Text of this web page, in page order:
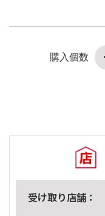
購入個数
受け取り店舗：